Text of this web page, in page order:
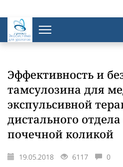
Экосистема
для урологов
Эффективность и
тамсулозина для
экспульсивной
дистального
почечной коликой
19.05.2018 6117 0